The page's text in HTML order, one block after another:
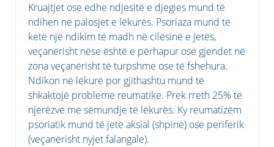
Kruajtjet ose edhe ndjesitë e djegies mund të
ndihen në palosjet e lëkurës. Psoriaza mund të
ketë një ndikim të madh në cilësinë e jetës,
veçanërisht nëse është e përhapur ose gjendet në
zona veçanërisht të turpshme ose të fshehura.
Ndikon në lëkurë por gjithashtu mund të
shkaktojë probleme reumatike. Prek rreth 25% të
njerëzve me sëmundje të lëkurës. Ky reumatizëm
psoriatik mund të jetë aksial (shpinë) ose periferik
(veçanërisht nyjet falangale).